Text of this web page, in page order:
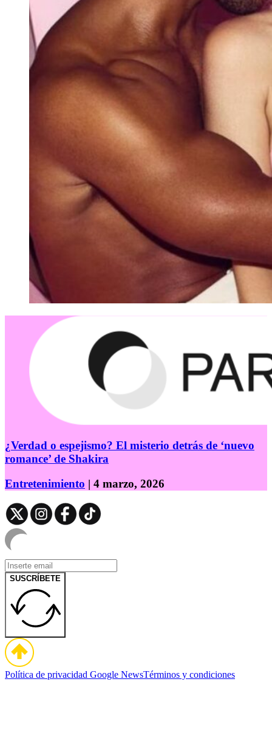
¿Verdad o espejismo? El misterio detrás de ‘nuevo
romance’ de Shakira
Entretenimiento | 4 marzo, 2026
SUSCRÍBETE
Política de privacidad Google NewsTérminos y condiciones